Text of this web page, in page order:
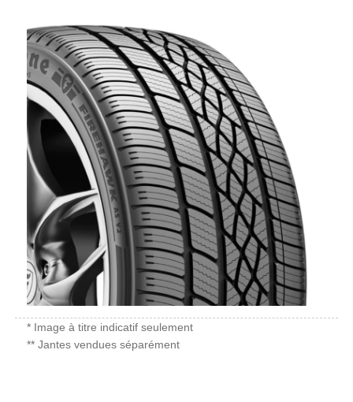
* Image à titre indicatif seulement
** Jantes vendues séparément